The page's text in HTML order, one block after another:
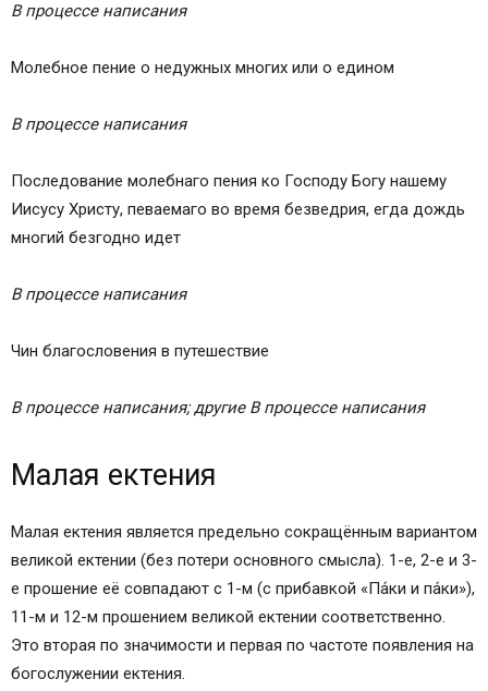
В процессе написания
Молебное пение о недужных многих или о едином
В процессе написания
Последование молебнаго пения ко Господу Богу нашему
Иисусу Христу, певаемаго во время безведрия, егда дождь
многий безгодно идет
В процессе написания
Чин благословения в путешествие
В процессе написания; другие В процессе написания
Малая ектения
Малая ектения является предельно сокращённым вариантом
великой ектении (без потери основного смысла). 1-е, 2-е и 3-
е прошение её совпадают с 1-м (с прибавкой «Па́ки и па́ки»),
11-м и 12-м прошением великой ектении соответственно.
Это вторая по значимости и первая по частоте появления на
богослужении ектения.